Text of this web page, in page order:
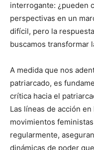
interrogante: ¿pueden
perspectivas en un
difícil, pero la
buscamos transformar
A medida que nos
patriarcado, es
crítica hacia el
Las líneas de acción
movimientos
regularmente,
dinámicas de poder